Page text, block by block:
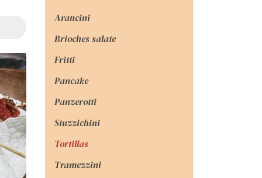
Arancini
Brioches salate
Fritti
Pancake
Panzerotti
Stuzzichini
Tortillas
Tramezzini